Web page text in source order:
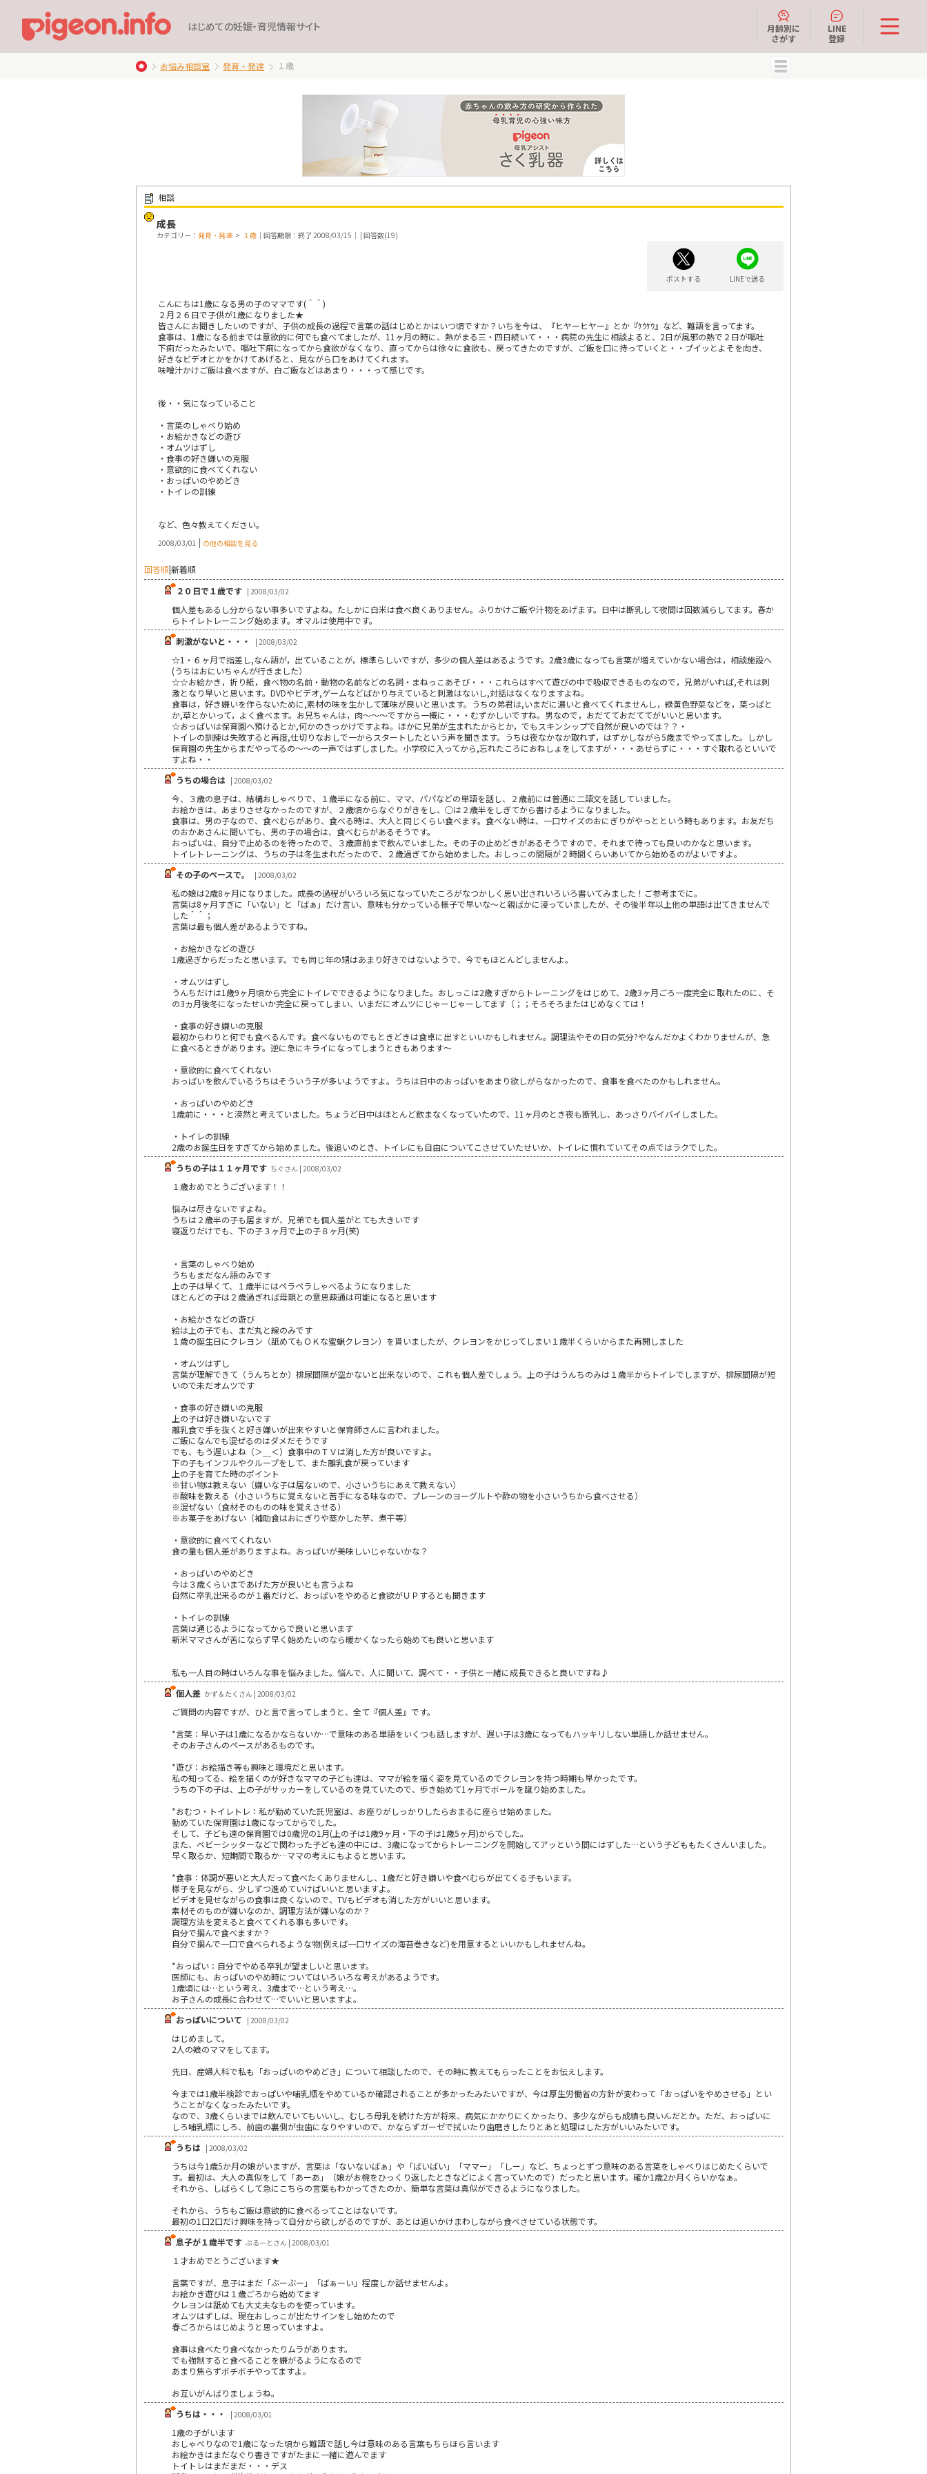
はじめての妊娠・育児情報サイト
月齢別に
さがす
LINE
登録
お悩み相談室 発育・発達 １歳
相談
成長
カテゴリー： 発育・発達 > １歳 ｜回答期限：終了 2008/03/15｜ | 回答数(19)
ポストする LINEで送る
こんにちは1歳になる男の子のママです(＾＾)
２月２６日で子供が1歳になりました★
皆さんにお聞きしたいのですが、子供の成長の過程で言葉の話はじめとかはいつ頃ですか？いちを今は、『ヒヤーヒヤー』とか『ｹｳｹｳ』など、難語を言ってます。
食事は、1歳になる前までは意欲的に何でも食べてましたが、11ヶ月の時に、熱がまる三・四日続いて・・・病院の先生に相談よると、2日が風邪の熱で２日が嘔吐
下痢だったみたいで、嘔吐下痢になってから食欲がなくなり、直ってからは徐々に食欲も、戻ってきたのですが、ご飯を口に持っていくと・・プイッとよそを向き、
好きなビデオとかをかけてあげると、見ながら口をあけてくれます。
味噌汁かけご飯は食べますが、白ご飯などはあまり・・・って感じです。
後・・気になっていること
・言葉のしゃべり始め
・お絵かきなどの遊び
・オムツはずし
・食事の好き嫌いの克服
・意欲的に食べてくれない
・おっぱいのやめどき
・トイレの訓練
など、色々教えてください。
2008/03/01 | の他の相談を見る
回答順|新着順
２０日で１歳です | 2008/03/02
個人差もあるし分からない事多いですよね。たしかに白米は食べ良くありません。ふりかけご飯や汁物をあげます。日中は断乳して夜間は回数減らしてます。春か
らトイレトレーニング始めます。オマルは使用中です。
刺激がないと・・・
| 2008/03/02
☆1・６ヶ月で指差し,なん語が，出ていることが，標準らしいですが，多少の個人差はあるようです。2歳3歳になっても言葉が増えていかない場合は，相談施設へ
(うちはおにいちゃんが行きました）
☆☆お絵かき，折り紙，食べ物の名前・動物の名前などの名詞・まねっこあそび・・・これらはすべて遊びの中で吸収できるものなので，兄弟がいれば,それは刺
激となり早いと思います。DVDやビデオ,ゲームなどばかり与えていると刺激はないし,対話はなくなりますよね。
食事は，好き嫌いを作らないために,素材の味を生かして薄味が良いと思います。うちの弟君は,いまだに濃いと食べてくれませんし，緑黄色野菜などを，葉っぱと
か,草とかいって，よく食べます。お兄ちゃんは，肉～～～ですから一概に・・・むずかしいですね。男なので，おだてておだててがいいと思います。
☆おっぱいは保育園へ預けるとか,何かのきっかけですよね。ほかに兄弟が生まれたからとか，でもスキンシップで自然が良いのでは？？・
トイレの訓練は失敗すると再度,仕切りなおしで一からスタートしたという声を聞きます。うちは夜なかなか取れず，はずかしながら5歳までやってました。しかし
保育園の先生からまだやってるの～～の一声ではずしました。小学校に入ってから,忘れたころにおねしょをしてますが・・・あせらずに・・・すぐ取れるといいで
すよね・・
うちの場合は | 2008/03/02
今、３歳の息子は、結構おしゃべりで、１歳半になる前に、ママ、パパなどの単語を話し、２歳前には普通に二語文を話していました。
お絵かきは、あまりさせなかったのですが、２歳頃からなぐりがきをし、○は２歳半をしぎてから書けるようになりました。
食事は、男の子なので、食べむらがあり、食べる時は、大人と同じくらい食べます。食べない時は、一口サイズのおにぎりがやっとという時もあります。お友だち
のおかあさんに聞いても、男の子の場合は、食べむらがあるそうです。
おっぱいは、自分で止めるのを待ったので、３歳直前まで飲んでいました。その子の止めどきがあるそうですので、それまで待っても良いのかなと思います。
トイレトレーニングは、うちの子は冬生まれだったので、２歳過ぎてから始めました。おしっこの間隔が２時間くらいあいてから始めるのがよいですよ。
その子のペースで。
| 2008/03/02
私の娘は2歳8ヶ月になりました。成長の過程がいろいろ気になっていたころがなつかしく思い出されいろいろ書いてみました！ご参考までに。
言葉は8ヶ月すぎに「いない」と「ばぁ」だけ言い、意味も分かっている様子で早いな～と親ばかに浸っていましたが、その後半年以上他の単語は出てきませんで
した＾＾；
言葉は最も個人差があるようですね。
・お絵かきなどの遊び
1歳過ぎからだったと思います。でも同じ年の甥はあまり好きではないようで、今でもほとんどしませんよ。
・オムツはずし
うんちだけは1歳9ヶ月頃から完全にトイレでできるようになりました。おしっこは2歳すぎからトレーニングをはじめて、2歳3ヶ月ごろ一度完全に取れたのに、そ
の3ヵ月後冬になったせいか完全に戻ってしまい、いまだにオムツにじゃーじゃーしてます（；；そろそろまたはじめなくては！
・食事の好き嫌いの克服
最初からわりと何でも食べるんです。食べないものでもときどきは食卓に出すといいかもしれません。調理法やその日の気分?やなんだかよくわかりませんが、急
に食べるときがあります。逆に急にキライになってしまうときもあります～
・意欲的に食べてくれない
おっぱいを飲んでいるうちはそういう子が多いようですよ。うちは日中のおっぱいをあまり欲しがらなかったので、食事を食べたのかもしれません。
・おっぱいのやめどき
1歳前に・・・と漠然と考えていました。ちょうど日中はほとんど飲まなくなっていたので、11ヶ月のとき夜も断乳し、あっさりバイバイしました。
・トイレの訓練
2歳のお誕生日をすぎてから始めました。後追いのとき、トイレにも自由についてこさせていたせいか、トイレに慣れていてその点ではラクでした。
うちの子は１１ヶ月です ちぐさん | 2008/03/02
１歳おめでとうございます！！
悩みは尽きないですよね。
うちは２歳半の子も居ますが、兄弟でも個人差がとても大きいです
寝返りだけでも、下の子３ヶ月で上の子８ヶ月(笑)
・言葉のしゃべり始め
うちもまだなん語のみです
上の子は早くて、１歳半にはペラペラしゃべるようになりました
ほとんどの子は２歳過ぎれば母親との意思疎通は可能になると思います
・お絵かきなどの遊び
絵は上の子でも、まだ丸と線のみです
１歳の誕生日にクレヨン（舐めてもＯＫな蜜蝋クレヨン）を貰いましたが、クレヨンをかじってしまい１歳半くらいからまた再開しました
・オムツはずし
言葉が理解できて（うんちとか）排尿間隔が空かないと出来ないので、これも個人差でしょう。上の子はうんちのみは１歳半からトイレでしますが、排尿間隔が短
いので未だオムツです
・食事の好き嫌いの克服
上の子は好き嫌いないです
離乳食で手を抜くと好き嫌いが出来やすいと保育師さんに言われました。
ご飯になんでも混ぜるのはダメだそうです
でも、もう遅いよね（＞＿＜）食事中のＴＶは消した方が良いですよ。
下の子もインフルやクループをして、また離乳食が戻っています
上の子を育てた時のポイント
※甘い物は教えない（嫌いな子は居ないので、小さいうちにあえて教えない）
※酸味を教える（小さいうちに覚えないと苦手になる味なので、プレーンのヨーグルトや酢の物を小さいうちから食べさせる）
※混ぜない（食材そのものの味を覚えさせる）
※お菓子をあげない（補助食はおにぎりや蒸かした芋、煮干等）
・意欲的に食べてくれない
食の量も個人差がありますよね。おっぱいが美味しいじゃないかな？
・おっぱいのやめどき
今は３歳くらいまであげた方が良いとも言うよね
自然に卒乳出来るのが１番だけど、おっぱいをやめると食欲がＵＰするとも聞きます
・トイレの訓練
言葉は通じるようになってからで良いと思います
新米ママさんが苦にならず早く始めたいのなら暖かくなったら始めても良いと思います
私も一人目の時はいろんな事を悩みました。悩んで、人に聞いて、調べて・・子供と一緒に成長できると良いですね♪
個人差 かず＆たくさん | 2008/03/02
ご質問の内容ですが、ひと言で言ってしまうと、全て『個人差』です。
*言葉：早い子は1歳になるかならないか…で意味のある単語をいくつも話しますが、遅い子は3歳になってもハッキリしない単語しか話せません。
そのお子さんのペースがあるものです。
*遊び：お絵描き等も興味と環境だと思います。
私の知ってる、絵を描くのが好きなママの子ども達は、ママが絵を描く姿を見ているのでクレヨンを持つ時期も早かったです。
うちの下の子は、上の子がサッカーをしているのを見ていたので、歩き始めて1ヶ月でボールを蹴り始めました。
*おむつ・トイレトレ：私が勤めていた託児室は、お座りがしっかりしたらおまるに座らせ始めました。
勤めていた保育園は1歳になってからでした。
そして、子ども達の保育園では0歳児の1月(上の子は1歳9ヶ月・下の子は1歳5ヶ月)からでした。
また、ベビーシッターなどで関わった子ども達の中には、3歳になってからトレーニングを開始してアッという間にはずした…という子どももたくさんいました。
早く取るか、短期間で取るか…ママの考えにもよると思います。
*食事：体調が悪いと大人だって食べたくありませんし、1歳だと好き嫌いや食べむらが出てくる子もいます。
様子を見ながら、少しずつ進めていけばいいと思いますよ。
ビデオを見せながらの食事は良くないので、TVもビデオも消した方がいいと思います。
素材そのものが嫌いなのか、調理方法が嫌いなのか？
調理方法を変えると食べてくれる事も多いです。
自分で掴んで食べますか？
自分で掴んで一口で食べられるような物(例えば一口サイズの海苔巻きなど)を用意するといいかもしれませんね。
*おっぱい：自分でやめる卒乳が望ましいと思います。
医師にも、おっぱいのやめ時についてはいろいろな考えがあるようです。
1歳頃には…という考え、3歳まで…という考え…。
お子さんの成長に合わせて…でいいと思いますよ。
おっぱいについて | 2008/03/02
はじめまして。
2人の娘のママをしてます。
先日、産婦人科で私も「おっぱいのやめどき」について相談したので、その時に教えてもらったことをお伝えします。
今までは1歳半検診でおっぱいや哺乳瓶をやめているか確認されることが多かったみたいですが、今は厚生労働省の方針が変わって「おっぱいをやめさせる」とい
うことがなくなったみたいです。
なので、3歳くらいまでは飲んでいてもいいし、むしろ母乳を続けた方が将来、病気にかかりにくかったり、多少ながらも成績も良いんだとか。ただ、おっぱいに
しろ哺乳瓶にしろ、前歯の裏側が虫歯になりやすいので、かならずガーゼで拭いたり歯磨きしたりとあと処理はした方がいいみたいです。
うちは | 2008/03/02
うちは今1歳5か月の娘がいますが、言葉は「ないないばぁ」や「ばいばい」「ママー」「しー」など、ちょっとずつ意味のある言葉をしゃべりはじめたくらいで
す。最初は、大人の真似をして「あーあ」（娘がお椀をひっくり返したときなどによく言っていたので）だったと思います。確か1歳2か月くらいかなぁ。
それから、しばらくして急にこちらの言葉もわかってきたのか、簡単な言葉は真似ができるようになりました。
それから、うちもご飯は意欲的に食べるってことはないです。
最初の1口2口だけ興味を持って自分から欲しがるのですが、あとは追いかけまわしながら食べさせている状態です。
息子が１歳半です ぷるーとさん | 2008/03/01
１才おめでとうございます★
言葉ですが、息子はまだ「ぶーぶー」「ばぁーい」程度しか話せませんよ。
お絵かき遊びは１歳ごろから始めてます
クレヨンは舐めても大丈夫なものを使っています。
オムツはずしは、現在おしっこが出たサインをし始めたので
春ごろからはじめようと思っていますよ。
食事は食べたり食べなかったりムラがあります。
でも強制すると食べることを嫌がるようになるので
あまり焦らずボチボチやってますよ。
お互いがんばりましょうね。
うちは・・・
| 2008/03/01
1歳の子がいます
おしゃべりなので1歳になった頃から難語で話し今は意味のある言葉もちらほら言います
お絵かきはまだなぐり書きですがたまに一緒に遊んでます
トイトレはまだまだ・・・デス